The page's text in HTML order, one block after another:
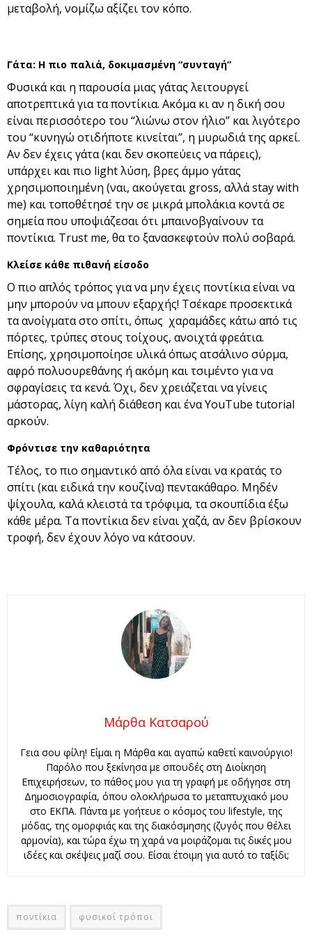
μεταβολή, νομίζω αξίζει τον κόπο.
Γάτα: Η πιο παλιά, δοκιμασμένη “συνταγή”
Φυσικά και η παρουσία μιας γάτας λειτουργεί
αποτρεπτικά για τα ποντίκια. Ακόμα κι αν η δική σου
είναι περισσότερο του “λιώνω στον ήλιο” και λιγότερο
του “κυνηγώ οτιδήποτε κινείται”, η μυρωδιά της αρκεί.
Αν δεν έχεις γάτα (και δεν σκοπεύεις να πάρεις),
υπάρχει και πιο light λύση, βρες άμμο γάτας
χρησιμοποιημένη (ναι, ακούγεται gross, αλλά stay with
me) και τοποθέτησέ την σε μικρά μπολάκια κοντά σε
σημεία που υποψιάζεσαι ότι μπαινοβγαίνουν τα
ποντίκια. Trust me, θα το ξανασκεφτούν πολύ σοβαρά.
Κλείσε κάθε πιθανή είσοδο
Ο πιο απλός τρόπος για να μην έχεις ποντίκια είναι να
μην μπορούν να μπουν εξαρχής! Τσέκαρε προσεκτικά
τα ανοίγματα στο σπίτι, όπως χαραμάδες κάτω από τις
πόρτες, τρύπες στους τοίχους, ανοιχτά φρεάτια.
Επίσης, χρησιμοποίησε υλικά όπως ατσάλινο σύρμα,
αφρό πολυουρεθάνης ή ακόμη και τσιμέντο για να
σφραγίσεις τα κενά. Όχι, δεν χρειάζεται να γίνεις
μάστορας, λίγη καλή διάθεση και ένα YouTube tutorial
αρκούν.
Φρόντισε την καθαριότητα
Τέλος, το πιο σημαντικό από όλα είναι να κρατάς το
σπίτι (και ειδικά την κουζίνα) πεντακάθαρο. Μηδέν
ψίχουλα, καλά κλειστά τα τρόφιμα, τα σκουπίδια έξω
κάθε μέρα. Τα ποντίκια δεν είναι χαζά, αν δεν βρίσκουν
τροφή, δεν έχουν λόγο να κάτσουν.
Μάρθα Κατσαρού
Γεια σου φίλη! Είμαι η Μάρθα και αγαπώ καθετί καινούργιο!
Παρόλο που ξεκίνησα με σπουδές στη Διοίκηση
Επιχειρήσεων, το πάθος μου για τη γραφή με οδήγησε στη
Δημοσιογραφία, όπου ολοκλήρωσα το μεταπτυχιακό μου
στο ΕΚΠΑ. Πάντα με γοήτευε ο κόσμος του lifestyle, της
μόδας, της ομορφιάς και της διακόσμησης (ζυγός που θέλει
αρμονία), και τώρα έχω τη χαρά να μοιράζομαι τις δικές μου
ιδέες και σκέψεις μαζί σου. Είσαι έτοιμη για αυτό το ταξίδι;
ποντίκια φυσικοί τρόποι